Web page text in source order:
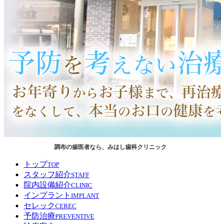
調布の歯医者なら、みはし歯科クリニック
トップTOP
スタッフ紹介STAFF
院内設備紹介CLINIC
インプラント IMPLANT
セレックCEREC
予防治療PREVENTIVE